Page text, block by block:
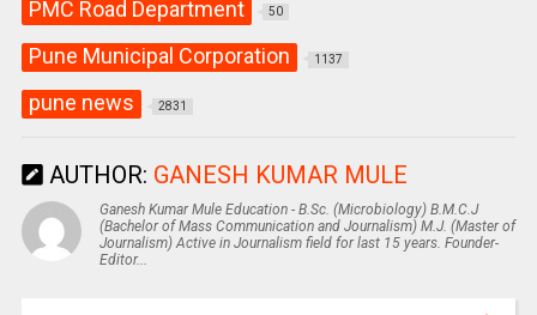
PMC Road Department 50
Pune Municipal Corporation 1137
pune news 2831
AUTHOR: GANESH KUMAR MULE
Ganesh Kumar Mule Education - B.Sc. (Microbiology) B.M.C.J
(Bachelor of Mass Communication and Journalism) M.J. (Master of
Journalism) Active in Journalism field for last 15 years. Founder-
Editor...